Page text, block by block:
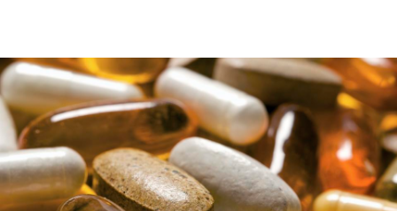
Integratori alimentari